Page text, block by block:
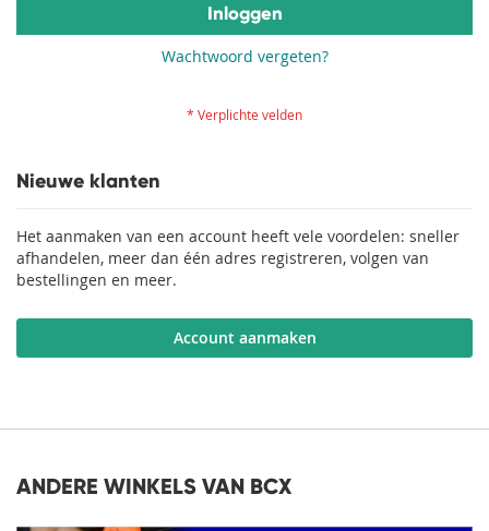
Inloggen
Wachtwoord vergeten?
Nieuwe klanten
Het aanmaken van een account heeft vele voordelen: sneller
afhandelen, meer dan één adres registreren, volgen van
bestellingen en meer.
Account aanmaken
ANDERE WINKELS VAN BCX